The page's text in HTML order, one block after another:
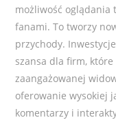
możliwość
fanami. To tworzy
przychody.
szansa dla firm,
zaangażowanej
oferowanie wysokiej
komentarzy i